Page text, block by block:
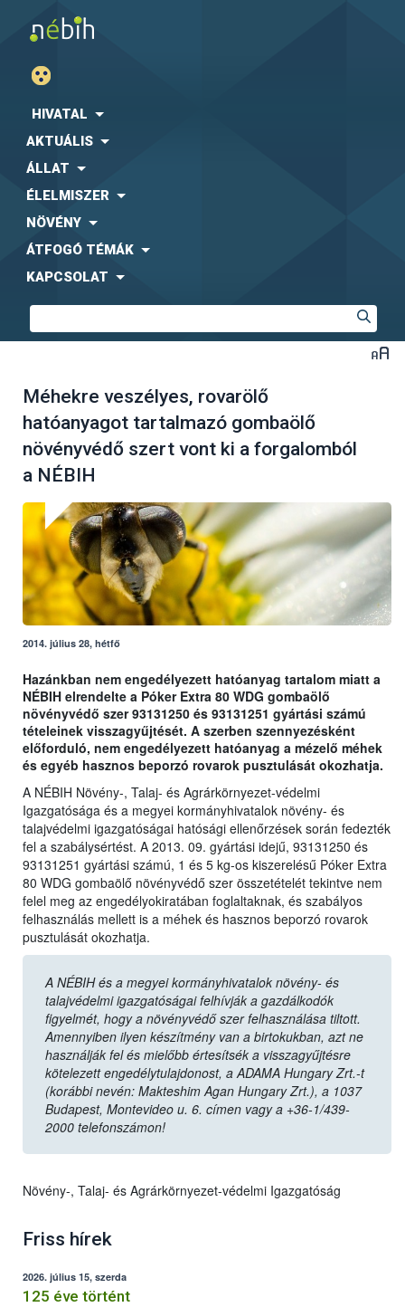
HIVATAL
AKTUÁLIS
ÁLLAT
ÉLELMISZER
NÖVÉNY
ÁTFOGÓ TÉMÁK
KAPCSOLAT
Méhekre veszélyes, rovarölő
hatóanyagot tartalmazó gombaölő
növényvédő szert vont ki a forgalomból
a NÉBIH
2014. július 28, hétfő
Hazánkban nem engedélyezett hatóanyag tartalom miatt a
NÉBIH elrendelte a Póker Extra 80 WDG gombaölő
növényvédő szer 93131250 és 93131251 gyártási számú
tételeinek visszagyűjtését. A szerben szennyezésként
előforduló, nem engedélyezett hatóanyag a mézelő méhek
és egyéb hasznos beporzó rovarok pusztulását okozhatja.
A NÉBIH Növény-, Talaj- és Agrárkörnyezet-védelmi
Igazgatósága és a megyei kormányhivatalok növény- és
talajvédelmi igazgatóságai hatósági ellenőrzések során fedezték
fel a szabálysértést. A 2013. 09. gyártási idejű, 93131250 és
93131251 gyártási számú, 1 és 5 kg-os kiszerelésű Póker Extra
80 WDG gombaölő növényvédő szer összetételét tekintve nem
felel meg az engedélyokiratában foglaltaknak, és szabályos
felhasználás mellett is a méhek és hasznos beporzó rovarok
pusztulását okozhatja.
A NÉBIH és a megyei kormányhivatalok növény- és
talajvédelmi igazgatóságai felhívják a gazdálkodók
figyelmét, hogy a növényvédő szer felhasználása tiltott.
Amennyiben ilyen készítmény van a birtokukban, azt ne
használják fel és mielőbb értesítsék a visszagyűjtésre
kötelezett engedélytulajdonost, a ADAMA Hungary Zrt.-t
(korábbi nevén: Makteshim Agan Hungary Zrt.), a 1037
Budapest, Montevideo u. 6. címen vagy a +36-1/439-
2000 telefonszámon!
Növény-, Talaj- és Agrárkörnyezet-védelmi Igazgatóság
Friss hírek
2026. július 15, szerda
125 éve történt